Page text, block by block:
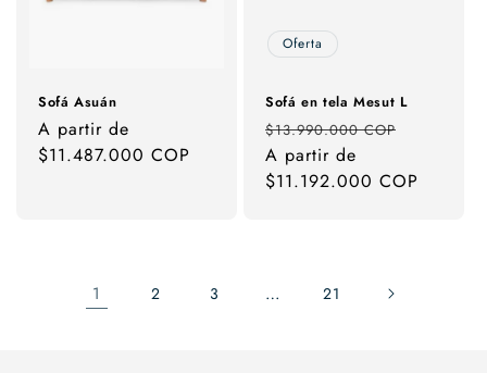
Sofá Asuán
Precio
habitual
A partir de
$11.487.000 COP
Oferta
Sofá en tela Mesut L
Precio
habitual
$13.990.000 COP
oferta
A partir de
$11.192.000 COP
1 2 3 … 21